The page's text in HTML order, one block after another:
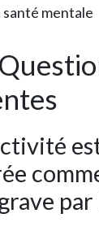
santé mentale